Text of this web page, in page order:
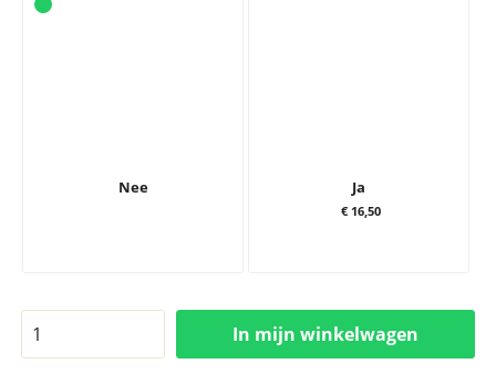
Nee Ja
€ 16,50
In mijn winkelwagen